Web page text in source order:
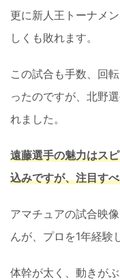
更に新人王トーナメ
しくも敗れます。
この試合も手数、回
ったのですが、北野
れました。
遠藤選手の魅力はス
込みですが、注目す
アマチュアの試合映
んが、プロを1年経験
体幹が太く、動きが